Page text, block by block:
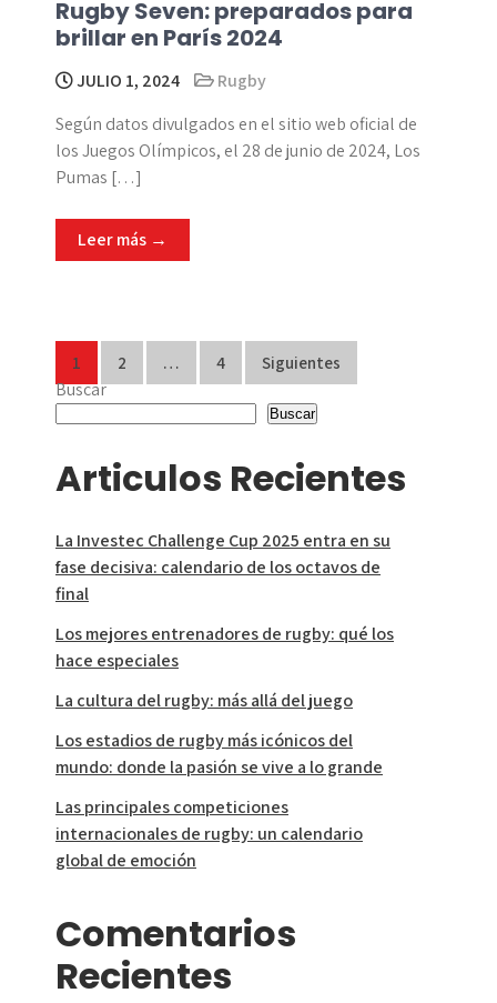
Rugby Seven: preparados para
brillar en París 2024
JULIO 1, 2024
Rugby
Según datos divulgados en el sitio web oficial de
los Juegos Olímpicos, el 28 de junio de 2024, Los
Pumas […]
Leer más →
Paginación
de
entradas
1 2 … 4 Siguientes
Buscar
Buscar
Articulos Recientes
La Investec Challenge Cup 2025 entra en su
fase decisiva: calendario de los octavos de
final
Los mejores entrenadores de rugby: qué los
hace especiales
La cultura del rugby: más allá del juego
Los estadios de rugby más icónicos del
mundo: donde la pasión se vive a lo grande
Las principales competiciones
internacionales de rugby: un calendario
global de emoción
Comentarios
Recientes